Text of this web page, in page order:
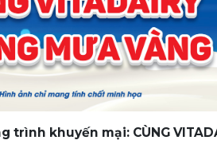
trình khuyến mại: CÙNG